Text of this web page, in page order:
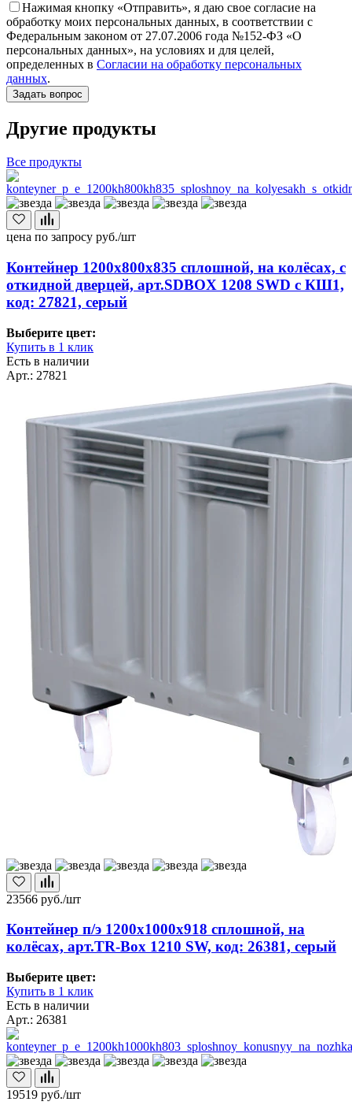
Нажимая кнопку «Отправить», я даю свое согласие на
обработку моих персональных данных, в соответствии с
Федеральным законом от 27.07.2006 года №152-ФЗ «О
персональных данных», на условиях и для целей,
определенных в Согласии на обработку персональных
данных.
Другие продукты
Все продукты
цена по запросу руб./шт
Контейнер 1200х800х835 сплошной, на колёсах, с
откидной дверцей, арт.SDBOX 1208 SWD с КШ1,
код: 27821, серый
Выберите цвет:
Купить в 1 клик
Есть в наличии
Арт.: 27821
23566 руб./шт
Контейнер п/э 1200х1000х918 сплошной, на
колёсах, арт.TR-Box 1210 SW, код: 26381, серый
Выберите цвет:
Купить в 1 клик
Есть в наличии
Арт.: 26381
19519 руб./шт